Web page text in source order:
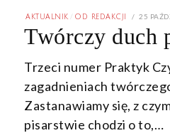
AKTUALNIK OD REDAKCJI
POSTED
25
Twórczy duch
Trzeci numer Praktyk
zagadnieniach
Zastanawiamy się, z
pisarstwie chodzi o to,…